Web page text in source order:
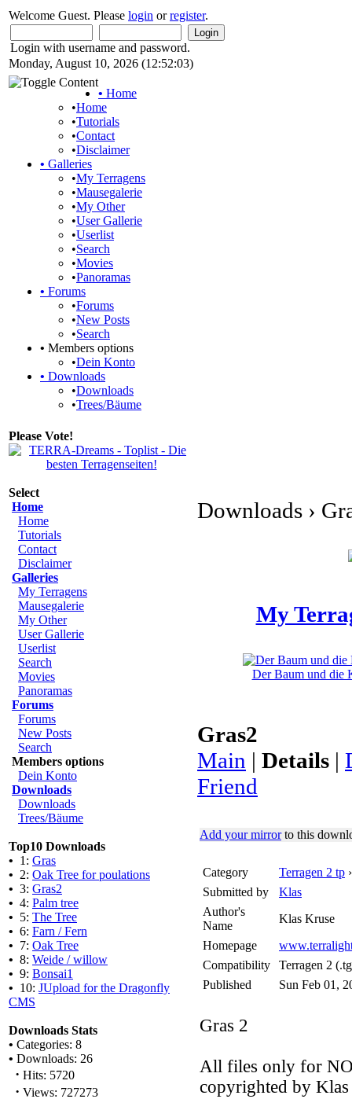
Welcome Guest. Please login orregister.
Login with username and password.
Monday, August 10, 2026 (12:52:03)
• Home
•Home
•Tutorials
•Contact
•Disclaimer
• Galleries
•My Terragens
•Mausegalerie
•My Other
•User Gallerie
•Userlist
•Search
•Movies
•Panoramas
• Forums
•Forums
•New Posts
•Search
• Members options
•Dein Konto
• Downloads
•Downloads
•Trees/Bäume
Please Vote!
Select
Home
Home
Tutorials
Contact
Disclaimer
Galleries
My Terragens
Mausegalerie
My Other
User Gallerie
Userlist
Search
Movies
Panoramas
Forums
Forums
New Posts
Search
Members options
Dein Konto
Downloads
Downloads
Trees/Bäume
Top10 Downloads
• 1: Gras
• 2: Oak Tree for poulations
• 3: Gras2
• 4: Palm tree
• 5: The Tree
• 6: Farn / Fern
• 7: Oak Tree
• 8: Weide / willow
• 9: Bonsai1
• 10: JUpload for the Dragonfly
CMS
Downloads Stats
• Categories: 8
• Downloads: 26
· Hits: 5720
· Views: 727273
Downloads ›
My
Der Baum und die
Gras2
Main | Details |
Friend
Add your mirrorto this
Category Terragen 2 tp
Submitted by
Klas
Author's
Name
Klas Kruse
Homepage
Compatibility
Terragen 2
Published
Sun Feb 01,
Gras 2
All files only for
copyrighted by